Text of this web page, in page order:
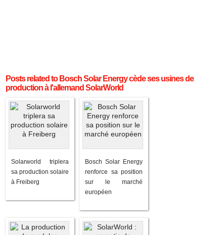
Posts related to Bosch Solar Energy cède ses usines de
production à l'allemand SolarWorld
Solarworld triplera
sa production solaire
à Freiberg
Bosch Solar Energy
renforce sa position
sur le marché
européen